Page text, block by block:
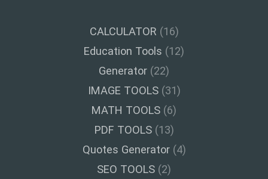
CALCULATOR (16)
Education Tools (12)
Generator (22)
IMAGE TOOLS(31)
MATH TOOLS (6)
PDF TOOLS(13)
Quotes Generator(4)
SEO TOOLS (2)